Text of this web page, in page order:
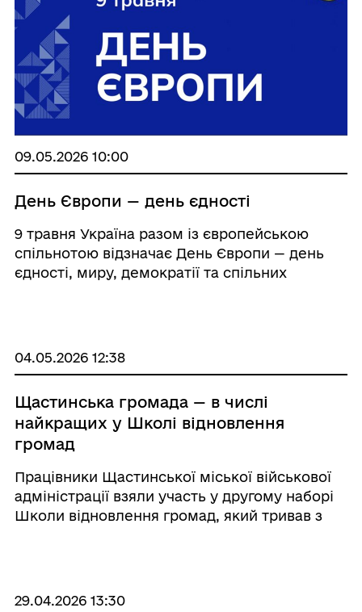
09.05.2026 10:00
День Європи — день єдності
9 травня Україна разом із європейською
спільнотою відзначає День Європи — день
єдності, миру, демократії та спільних
сво ...
04.05.2026 12:38
Щастинська громада — в числі
найкращих у Школі відновлення
громад
Працівники Щастинської міської військової
адміністрації взяли участь у другому наборі
Школи відновлення громад, який тривав з
Вікт ...
29.04.2026 13:30